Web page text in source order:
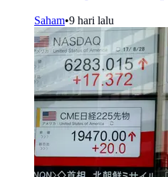
Saham•9 hari lalu